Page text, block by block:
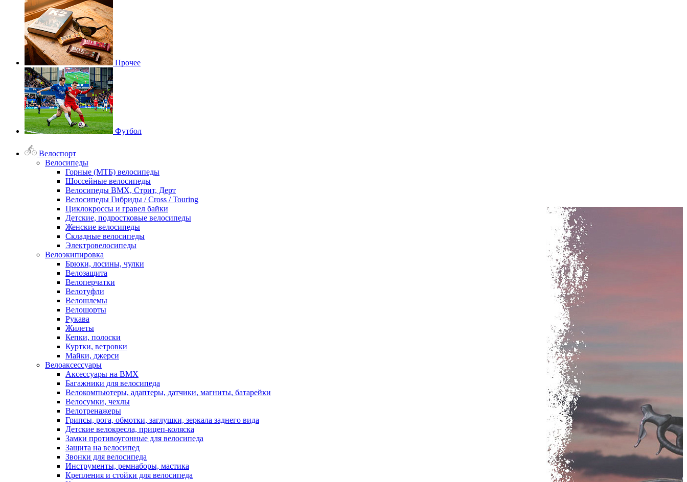
Прочее
Футбол
Велоспорт
Велосипеды
Горные (МТБ) велосипеды
Шоссейные велосипеды
Велосипеды BMX, Стрит, Дерт
Велосипеды Гибриды / Cross / Touring
Циклокроссы и гравел байки
Детские, подростковые велосипеды
Женские велосипеды
Складные велосипеды
Электровелосипеды
Велоэкипировка
Брюки, лосины, чулки
Велозащита
Велоперчатки
Велотуфли
Велошлемы
Велошорты
Рукава
Жилеты
Кепки, полоски
Куртки, ветровки
Майки, джерси
Велоаксессуары
Аксессуары на BMX
Багажники для велосипеда
Велокомпьютеры, адаптеры, датчики, магниты, батарейки
Велосумки, чехлы
Велотренажеры
Грипсы, рога, обмотки, заглушки, зеркала заднего вида
Детские велокресла, прицеп-коляска
Замки противоугонные для велосипеда
Защита на велосипед
Звонки для велосипеда
Инструменты, ремнаборы, мастика
Крепления и стойки для велосипеда